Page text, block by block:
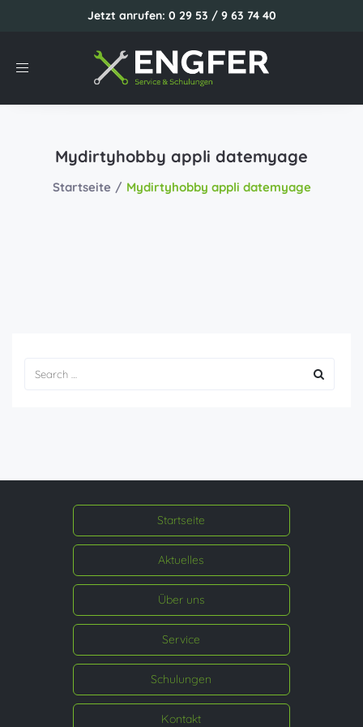
Jetzt anrufen: 0 29 53 / 9 63 74 40
Toggle
Mydirtyhobby appli datemyage
Startseite Mydirtyhobby appli datemyage
Startseite
Aktuelles
Über uns
Service
Schulungen
Kontakt